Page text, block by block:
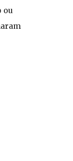
ou